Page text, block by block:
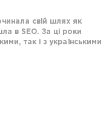
свій шлях як
в SEO. За ці роки
так і з українськими